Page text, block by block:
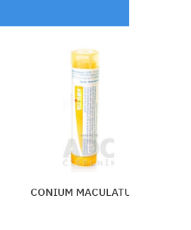
HISTAMINUM